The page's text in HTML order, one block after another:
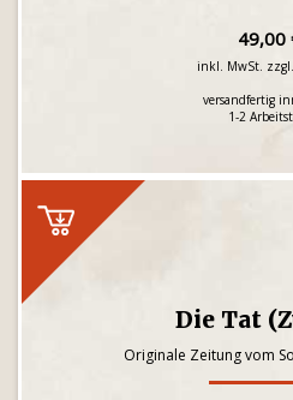
49,00
inkl. MwSt. zzgl.
versandfertig
1-2
Die Tat
Originale Zeitung vom